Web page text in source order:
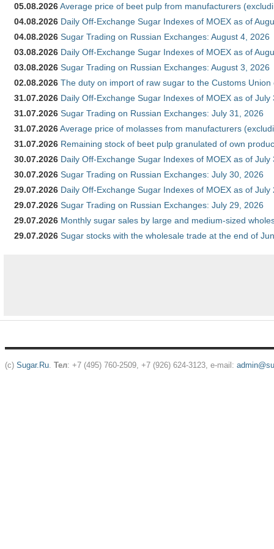
05.08.2026Average price of beet pulp from manufacturers
04.08.2026 Daily Off-Exchange Sugar Indexes of MOEX as of
04.08.2026 Sugar Trading on Russian Exchanges: August 4, 2026
03.08.2026 Daily Off-Exchange Sugar Indexes of MOEX as of
03.08.2026 Sugar Trading on Russian Exchanges: August 3, 2026
02.08.2026 The duty on import of raw sugar to the Customs
31.07.2026 Daily Off-Exchange Sugar Indexes of MOEX as of July
31.07.2026 Sugar Trading on Russian Exchanges: July 31, 2026
31.07.2026Average price of molasses from manufacturers
31.07.2026 Remaining stock of beet pulp granulated of own
30.07.2026 Daily Off-Exchange Sugar Indexes of MOEX as of July
30.07.2026 Sugar Trading on Russian Exchanges: July 30, 2026
29.07.2026 Daily Off-Exchange Sugar Indexes of MOEX as of July
29.07.2026 Sugar Trading on Russian Exchanges: July 29, 2026
29.07.2026 Monthly sugar sales by large and medium-sized
29.07.2026 Sugar stocks with the wholesale trade at the end of
(c) Sugar.Ru. Тел: +7 (495) 760-2509, +7 (926) 624-3123, e-mail: